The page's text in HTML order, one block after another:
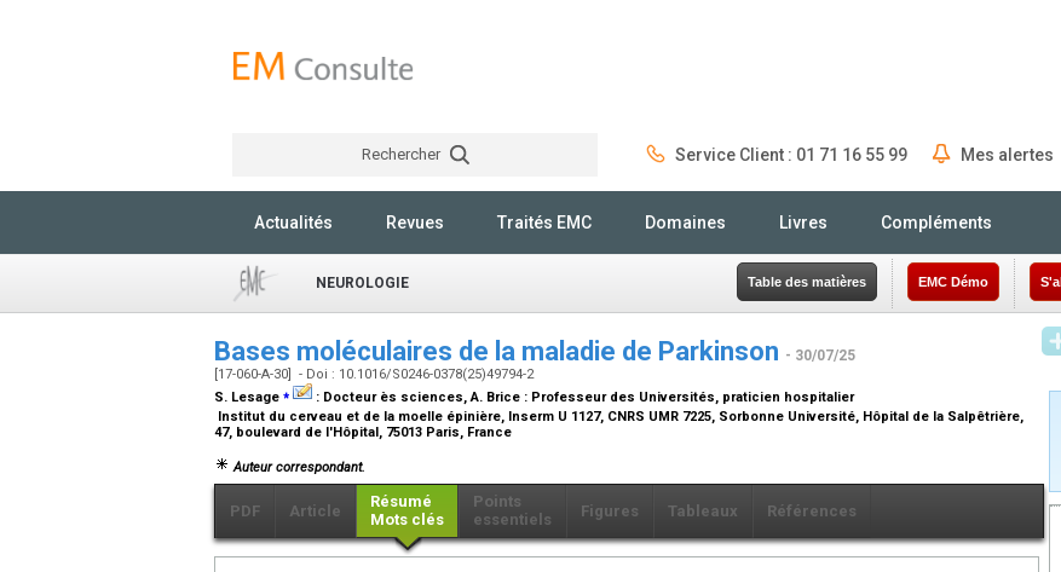
Rechercher Service Client : 01 71 16 55 99 Mes alertes
Actualités Revues Traités EMC Domaines Livres Compléments
NEUROLOGIE Table des matières EMC Démo
Bases moléculaires de la maladie de Parkinson - 30/07/25
[17-060-A-30] - Doi : 10.1016/S0246-0378(25)49794-2
S. Lesage ⁎ : Docteur ès sciences, A. Brice : Professeur des Universités, praticien hospitalier
Institut du cerveau et de la moelle épinière, Inserm U 1127, CNRS UMR 7225, Sorbonne Université, Hôpital de la Salpêtrière,
47, boulevard de l'Hôpital, 75013 Paris, France
Auteur correspondant.
PDF Article
Résumé
Mots clés
Points
essentiels
Figures Tableaux Références